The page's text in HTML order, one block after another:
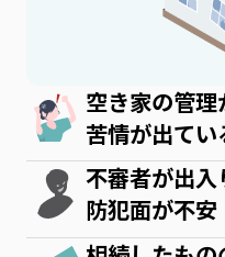
空き家の管
苦情が出てい
不審者が出入
防犯面が不安